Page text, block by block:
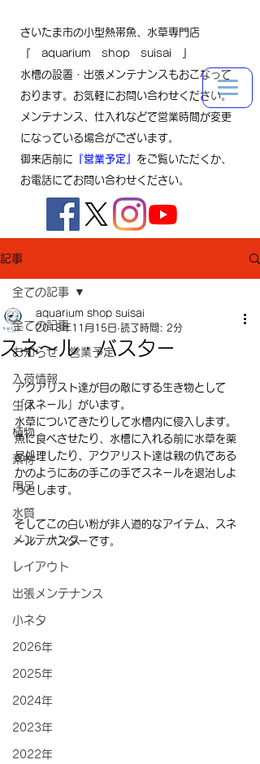
さいたま市の小型熱帯魚、水草専門店
『 aquarium shop suisai 』
水槽の設置・出張メンテナンスもおこなって
おります。お気軽にお問い合わせください。
メンテナンス、仕入れなどで営業時間が変更
になっている場合がございます。
御来店前に 『営業予定』 をご覧いただくか、
お電話にてお問い合わせください。
記事
全ての記事
お知らせ・営業予定
入荷情報
生体
植物
素材
用品
水質
メンテナンス
レイアウト
出張メンテナンス
小ネタ
2026年
2025年
2024年
2023年
2022年
全ての記事
スネ～ル・バスター
aquarium shop suisai
2018年11月15日 読了時間: 2分
アクアリスト達が目の敵にする生き物として
「スネール」がいます。
水草についてきたりして水槽内に侵入します。
魚に食べさせたり、水槽に入れる前に水草を薬
品処理したり、アクアリスト達は親の仇である
かのようにあの手この手でスネールを退治しよ
うとします。
そしてこの白い粉が非人道的なアイテム、スネ
～ル・バスターです。